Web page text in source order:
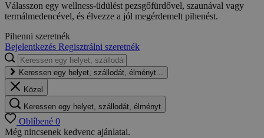
Válasszon egy wellness-üdülést pezsgőfürdővel, szaunával vagy
termálmedencével, és élvezze a jól megérdemelt pihenést.
Pihenni szeretnék
Bejelentkezés Regisztrálni szeretnék
Keressen egy helyet, szállodát, élményt...
Közel
Keressen egy helyet, szállodát, élményt
Oblíbené 0
Még nincsenek kedvenc ajánlatai.